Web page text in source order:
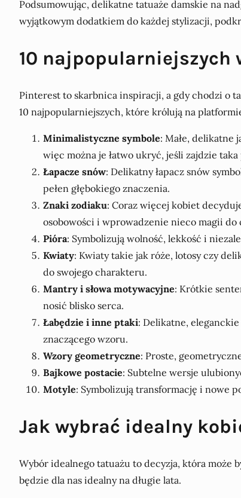
Podsumowując, delikatne tatuaże damskie na
wyjątkowym dodatkiem do każdej stylizacji,
10 najpopularniejszych
Pinterest to skarbnica inspiracji, a gdy chodzi o
10 najpopularniejszych, które królują na
Minimalistyczne symbole: Małe, delikatne
więc można je łatwo ukryć, jeśli zajdzie taka
Łapacze snów: Delikatny łapacz snów
pełen głębokiego znaczenia.
Znaki zodiaku: Coraz więcej kobiet
osobowości i wprowadzenie nieco magii do
Pióra: Symbolizują wolność, lekkość i
Kwiaty: Kwiaty takie jak róże, lotosy czy
do swojego charakteru.
Mantry i słowa motywacyjne: Krótkie
nosić blisko serca.
Łabędzie i inne ptaki: Delikatne,
znaczącego wzoru.
Wzory geometryczne: Proste,
Bajkowe postacie: Subtelne wersje
Motyle: Symbolizują transformację i nowe
Jak wybrać idealny
Wybór idealnego tatuażu to decyzja, która może
będzie dla nas idealny na długie lata.